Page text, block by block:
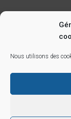
Nous utilisons des
Parc d’activité des